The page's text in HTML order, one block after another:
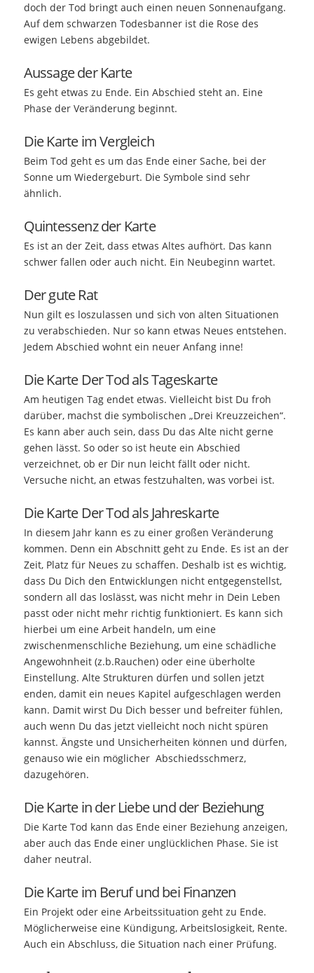
doch der Tod bringt auch einen neuen Sonnenaufgang.
Auf dem schwarzen Todesbanner ist die Rose des
ewigen Lebens abgebildet.
Aussage der Karte
Es geht etwas zu Ende. Ein Abschied steht an. Eine
Phase der Veränderung beginnt.
Die Karte im Vergleich
Beim Tod geht es um das Ende einer Sache, bei der
Sonne um Wiedergeburt. Die Symbole sind sehr
ähnlich.
Quintessenz der Karte
Es ist an der Zeit, dass etwas Altes aufhört. Das kann
schwer fallen oder auch nicht. Ein Neubeginn wartet.
Der gute Rat
Nun gilt es loszulassen und sich von alten Situationen
zu verabschieden. Nur so kann etwas Neues entstehen.
Jedem Abschied wohnt ein neuer Anfang inne!
Die Karte Der Tod als Tageskarte
Am heutigen Tag endet etwas. Vielleicht bist Du froh
darüber, machst die symbolischen „Drei Kreuzzeichen“.
Es kann aber auch sein, dass Du das Alte nicht gerne
gehen lässt. So oder so ist heute ein Abschied
verzeichnet, ob er Dir nun leicht fällt oder nicht.
Versuche nicht, an etwas festzuhalten, was vorbei ist.
Die Karte Der Tod als Jahreskarte
In diesem Jahr kann es zu einer großen Veränderung
kommen. Denn ein Abschnitt geht zu Ende. Es ist an der
Zeit, Platz für Neues zu schaffen. Deshalb ist es wichtig,
dass Du Dich den Entwicklungen nicht entgegenstellst,
sondern all das loslässt, was nicht mehr in Dein Leben
passt oder nicht mehr richtig funktioniert. Es kann sich
hierbei um eine Arbeit handeln, um eine
zwischenmenschliche Beziehung, um eine schädliche
Angewohnheit (z.b.Rauchen) oder eine überholte
Einstellung. Alte Strukturen dürfen und sollen jetzt
enden, damit ein neues Kapitel aufgeschlagen werden
kann. Damit wirst Du Dich besser und befreiter fühlen,
auch wenn Du das jetzt vielleicht noch nicht spüren
kannst. Ängste und Unsicherheiten können und dürfen,
genauso wie ein möglicher Abschiedsschmerz,
dazugehören.
Die Karte in der Liebe und der Beziehung
Die Karte Tod kann das Ende einer Beziehung anzeigen,
aber auch das Ende einer unglücklichen Phase. Sie ist
daher neutral.
Die Karte im Beruf und bei Finanzen
Ein Projekt oder eine Arbeitssituation geht zu Ende.
Möglicherweise eine Kündigung, Arbeitslosigkeit, Rente.
Auch ein Abschluss, die Situation nach einer Prüfung.